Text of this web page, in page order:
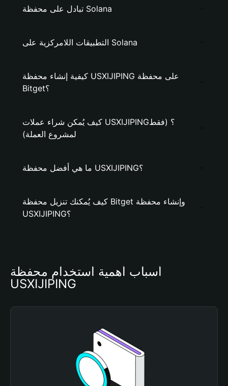
تبادل على محفظة Solana
التطبيقات اللامركزية على Solana
كيفية إنشاء محفظة USXIJIPING على محفظة
Bitget؟
كيف يُمكن شراء عملات USXIJIPING؟ (فقط
لمشروع العملة)
ما هي أفضل محفظة USXIJIPING؟
كيف يُمكنك تنزيل محفظة Bitget وإنشاء محفظة
USXIJIPING؟
أسباب أهمية استخدام محفظة
USXIJIPING